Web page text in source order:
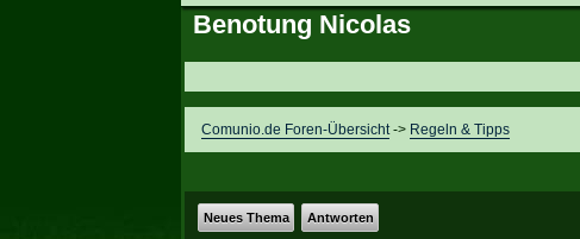
Hot News
Vereinsdiskussion
Vereinsfragen
Vereine
Benotung Nicolas
Comunio.de Foren-Übersicht-> Regeln & Tipps
Neues Thema Antworten